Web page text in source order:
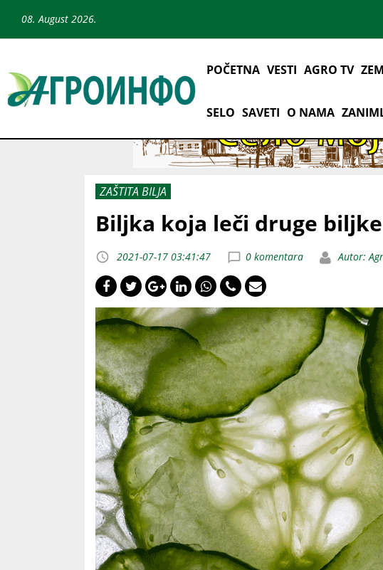
08. August 2026.
POČETNA VESTI AGRO TV
SELO SAVETI O NAMA
ZAŠTITA BILJA
Biljka koja leči druge biljke
2021-07-17 03:41:47 0 komentara Autor: